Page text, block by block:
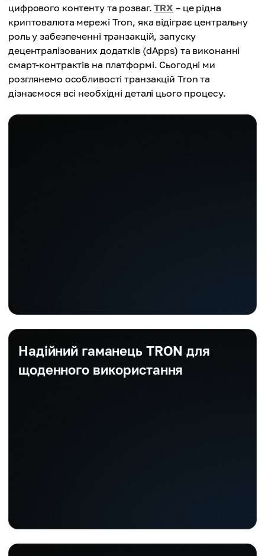
цифрового контенту та розваг.TRX – це рідна
криптовалюта мережі Tron, яка відіграє центральну
роль у забезпеченні транзакцій, запуску
децентралізованих додатків (dApps) та виконанні
смарт-контрактів на платформі. Сьогодні ми
розглянемо особливості транзакцій Tron та
дізнаємося всі необхідні деталі цього процесу.
Надійний гаманець TRON для
щоденного використання